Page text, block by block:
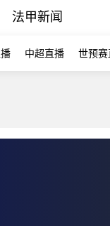
法甲新闻
中超直播 世预赛